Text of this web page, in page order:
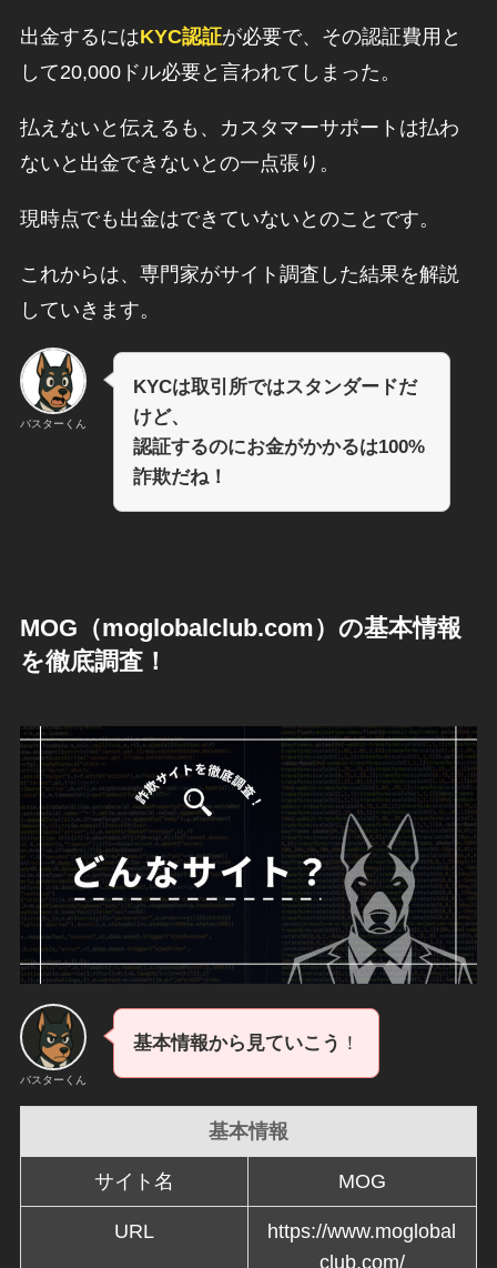
出金するにはKYC認証が必要で、その認証費用と
して20,000ドル必要と言われてしまった。
払えないと伝えるも、カスタマーサポートは払わ
ないと出金できないとの一点張り。
現時点でも出金はできていないとのことです。
これからは、専門家がサイト調査した結果を解説
していきます。
バスターくん
KYCは取引所ではスタンダードだ
けど、
認証するのにお金がかかるは100%
詐欺だね！
MOG（moglobalclub.com） の基本情報
を徹底調査！
バスターくん
基本情報から見ていこう ！
基本情報
サイト名 MOG
URL
https://www.moglobal
club.com/